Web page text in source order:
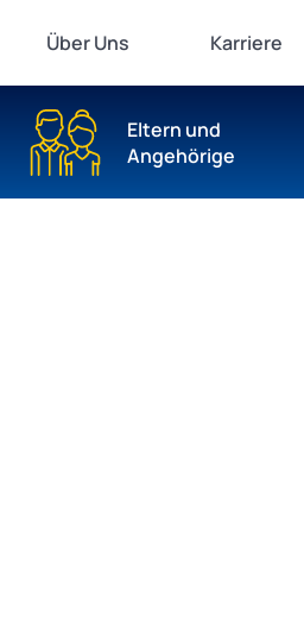
Über Uns Karriere
Eltern und
Angehörige